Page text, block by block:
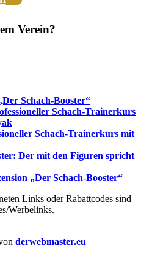
Verein?
Schach-Booster“
Schach-Trainerkurs
Schach-Trainerkurs mit
Der mit den Figuren spricht
„Der Schach-Booster“
Links oder Rabattcodes sind
Werbelinks.
derwebmaster.eu